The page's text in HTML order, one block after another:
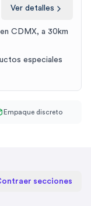
Ver detalles
CDMX, a 30km
especiales
Empaque discreto
secciones